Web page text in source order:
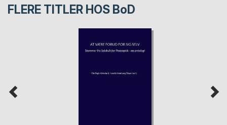
FLERE TITLER HOS BoD